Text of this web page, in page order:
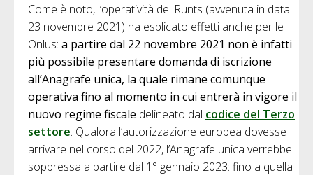
Come è noto, l’operatività del Runts (avvenuta in data
23 novembre 2021) ha esplicato effetti anche per le
Onlus: a partire dal 22 novembre 2021 non è infatti
più possibile presentare domanda di iscrizione
all’Anagrafe unica, la quale rimane comunque
operativa fino al momento in cui entrerà in vigore il
nuovo regime fiscale delineato dal codice del Terzo
settore. Qualora l’autorizzazione europea dovesse
arrivare nel corso del 2022, l’Anagrafe unica verrebbe
soppressa a partire dal 1° gennaio 2023: fino a quella